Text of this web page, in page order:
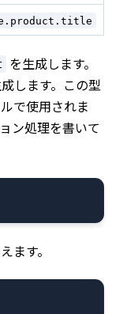
を生成します。
します。この型
で使用されま
ン処理を書いて
ます。